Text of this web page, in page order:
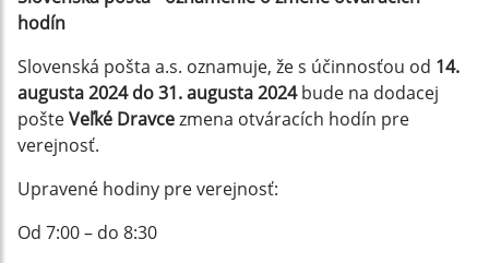
hodín
Slovenská pošta a.s. oznamuje, že s účinnosťou od 14.
augusta 2024 do 31. augusta 2024bude na dodacej
pošteVeľké Dravcezmena otváracích hodín pre
verejnosť.
Upravené hodiny pre verejnosť:
Od 7:00 – do 8:30